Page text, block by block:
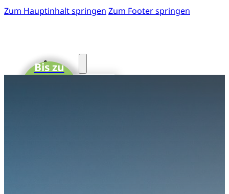
Zum Hauptinhalt springen Zum Footer springen
Start
Bis zu
15 CME-